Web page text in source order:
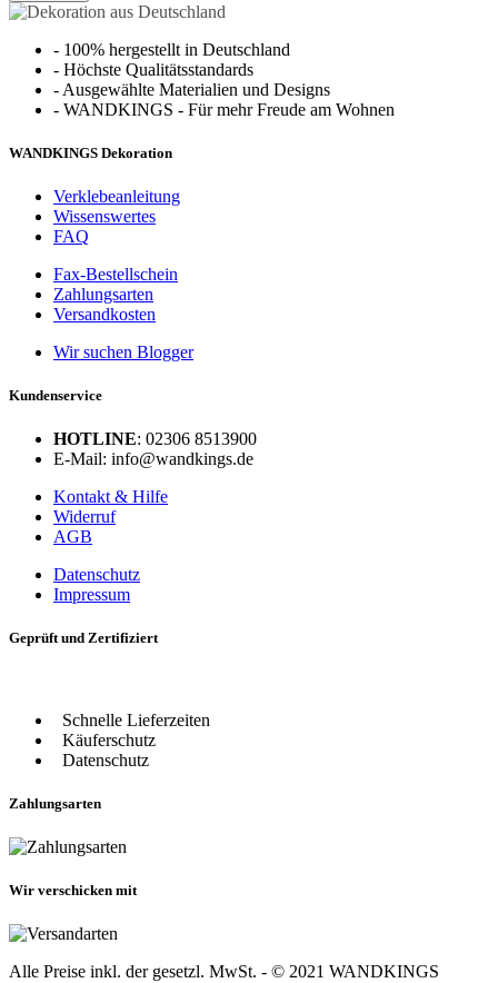
- 100% hergestellt in Deutschland
- Höchste Qualitätsstandards
- Ausgewählte Materialien und Designs
- WANDKINGS - Für mehr Freude am Wohnen
WANDKINGS Dekoration
Verklebeanleitung
Wissenswertes
FAQ
Fax-Bestellschein
Zahlungsarten
Versandkosten
Wir suchen Blogger
Kundenservice
HOTLINE: 02306 8513900
E-Mail: info@wandkings.de
Kontakt & Hilfe
Widerruf
AGB
Datenschutz
Impressum
Geprüft und Zertifiziert
Schnelle Lieferzeiten
Käuferschutz
Datenschutz
Zahlungsarten
Wir verschicken mit
Alle Preise inkl. der gesetzl. MwSt. - © 2021 WANDKINGS